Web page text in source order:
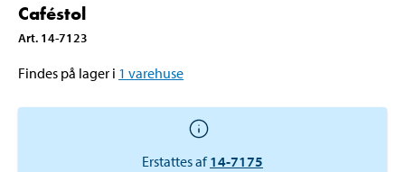
Caféstol
Art. 14-7123
Findes på lager i 1 varehuse
Erstattes af 14-7175